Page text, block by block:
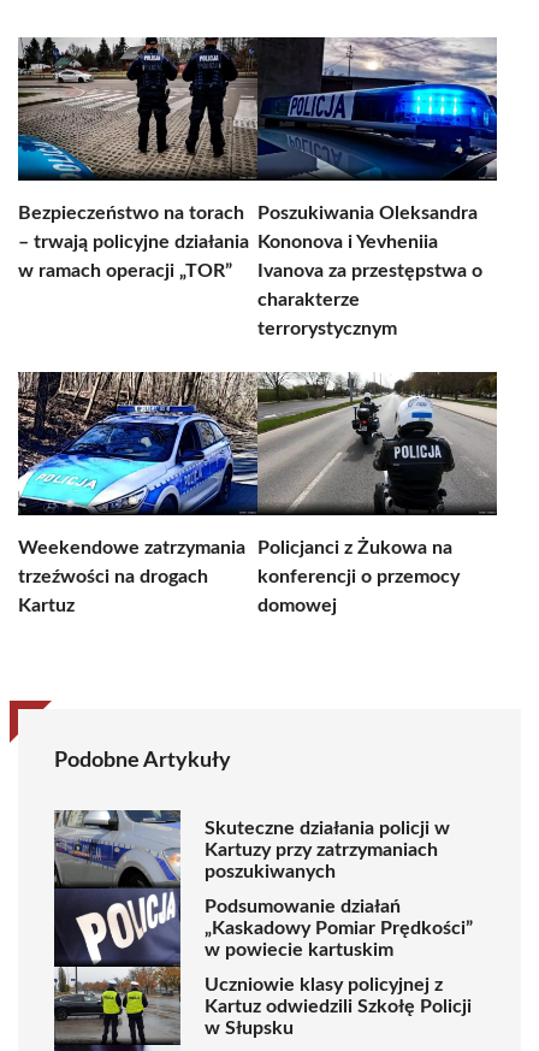
Bezpieczeństwo na torach
– trwają policyjne działania
w ramach operacji „TOR”
Poszukiwania Oleksandra
Kononova i Yevheniia
Ivanova za przestępstwa o
charakterze
terrorystycznym
Weekendowe zatrzymania
trzeźwości na drogach
Kartuz
Policjanci z Żukowa na
konferencji o przemocy
domowej
Podobne Artykuły
Skuteczne działania policji w
Kartuzy przy zatrzymaniach
poszukiwanych
Podsumowanie działań
„Kaskadowy Pomiar Prędkości”
w powiecie kartuskim
Uczniowie klasy policyjnej z
Kartuz odwiedzili Szkołę Policji
w Słupsku